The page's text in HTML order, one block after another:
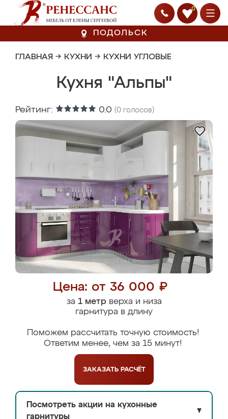
0
ПОДОЛЬСК
ГЛАВНАЯ → КУХНИ → КУХНИ УГЛОВЫЕ
Кухня "Альпы"
Рейтинг: 0.0 (0 голосов)
Цена: от 36 000 ₽
за 1 метрверха и низа
гарнитура в длину
Поможем рассчитать точную стоимость!
Ответим менее, чем за 15 минут!
ЗАКАЗАТЬ РАСЧЁТ
Посмотреть акции на кухонные
гарнитуры
▼